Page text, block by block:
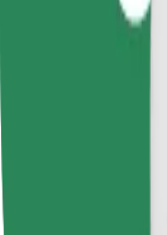
Makadirio ya muda wa safari